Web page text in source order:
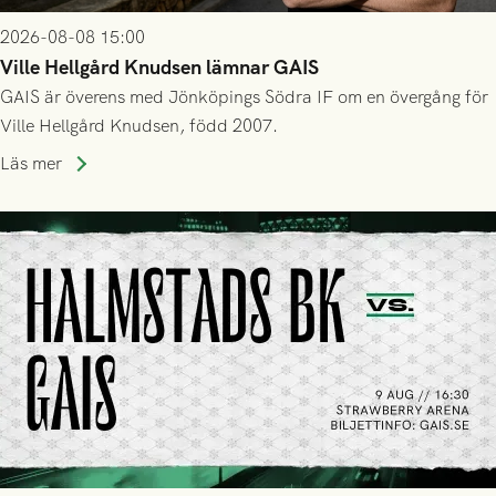
2026-08-08 15:00
Ville Hellgård Knudsen lämnar GAIS
GAIS är överens med Jönköpings Södra IF om en övergång för
Ville Hellgård Knudsen, född 2007.
Läs mer